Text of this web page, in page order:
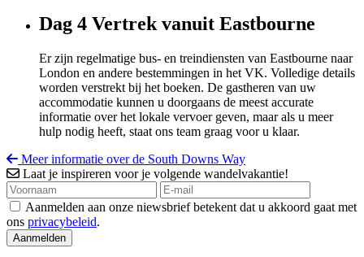
Dag 4 Vertrek vanuit Eastbourne
Er zijn regelmatige bus- en treindiensten van Eastbourne naar
London en andere bestemmingen in het VK. Volledige details
worden verstrekt bij het boeken. De gastheren van uw
accommodatie kunnen u doorgaans de meest accurate
informatie over het lokale vervoer geven, maar als u meer
hulp nodig heeft, staat ons team graag voor u klaar.
Meer informatie over de South Downs Way
Laat je inspireren voor je volgende wandelvakantie!
Aanmelden aan onze niewsbrief betekent dat u akkoord gaat met
ons privacybeleid.